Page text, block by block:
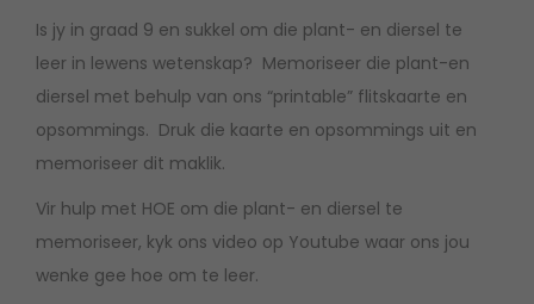
R
1
2
0
,
0
0
.
0
,
0
0
e
n
s
w
e
e
s
Is jy in graad 9 en sukkel om die plant- en diersel te
leer in lewens wetenskap? Memoriseer die plant-en
diersel met behulp van ons “printable” flitskaarte en
opsommings. Druk die kaarte en opsommings uit en
memoriseer dit maklik.
Vir hulp met HOE om die plant- en diersel te
memoriseer, kyk ons video op Youtube waar ons jou
wenke gee hoe om te leer.